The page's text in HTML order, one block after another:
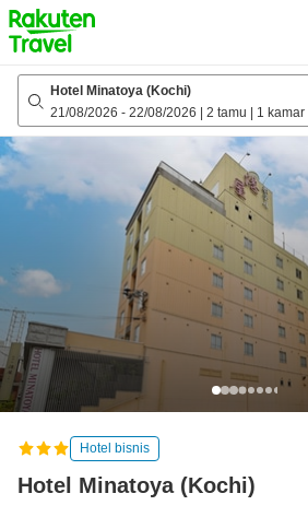
to
top
page
Hotel Minatoya (Kochi)
21/08/2026 - 22/08/2026 2 tamu 1 kamar
Hotel bisnis
Hotel Minatoya (Kochi)